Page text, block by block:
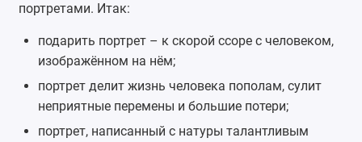
портретами. Итак:
подарить портрет – к скорой ссоре с человеком,
изображённом на нём;
портрет делит жизнь человека пополам, сулит
неприятные перемены и большие потери;
портрет, написанный с натуры талантливым